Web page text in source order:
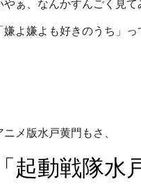
やぁ、なんかすんごく見
嫌よ嫌よも好きのうち」
ニメ版水戸黄門もさ、
「起動戦隊水